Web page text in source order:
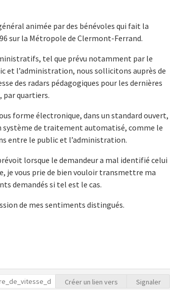
animée par des bénévoles qui fait la
sur la Métropole de Clermont-Ferrand.
tel que prévu notamment par le
et l’administration, nous sollicitons auprès de
des radars pédagogiques pour les dernières
par quartiers.
forme électronique, dans un standard ouvert,
de traitement automatisé, comme le
entre le public et l’administration.
lorsque le demandeur a mal identifié celui
je vous prie de bien vouloir transmettre ma
demandés si tel est le cas.
de mes sentiments distingués.
Créer un lien vers Signaler